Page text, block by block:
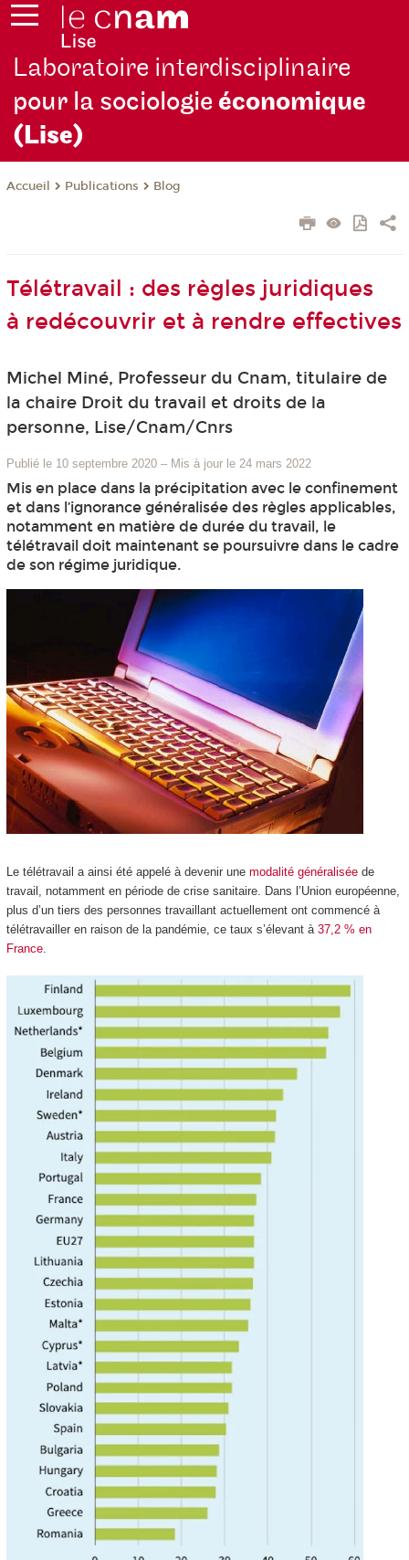
Laboratoire interdisciplinaire
pour la sociologieéconomique
(Lise)
Accueil Publications Blog
Télétravail : des règles juridiques
à redécouvrir et à rendre effectives
Michel Miné, Professeur du Cnam, titulaire de
la chaire Droit du travail et droits de la
personne, Lise/Cnam/Cnrs
Publié le 10 septembre 2020 – Mis à jour le 24 mars 2022
Mis en place dans la précipitation avec le confinement
et dans l’ignorance généralisée des règles applicables,
notamment en matière de durée du travail, le
télétravail doit maintenant se poursuivre dans le cadre
de son régime juridique.
Le télétravail a ainsi été appelé à devenir une modalité généraliséede
travail, notamment en période de crise sanitaire. Dans l’Union européenne,
plus d’un tiers des personnes travaillant actuellement ont commencé à
télétravailler en raison de la pandémie, ce taux s’élevant à 37,2 % en
France.